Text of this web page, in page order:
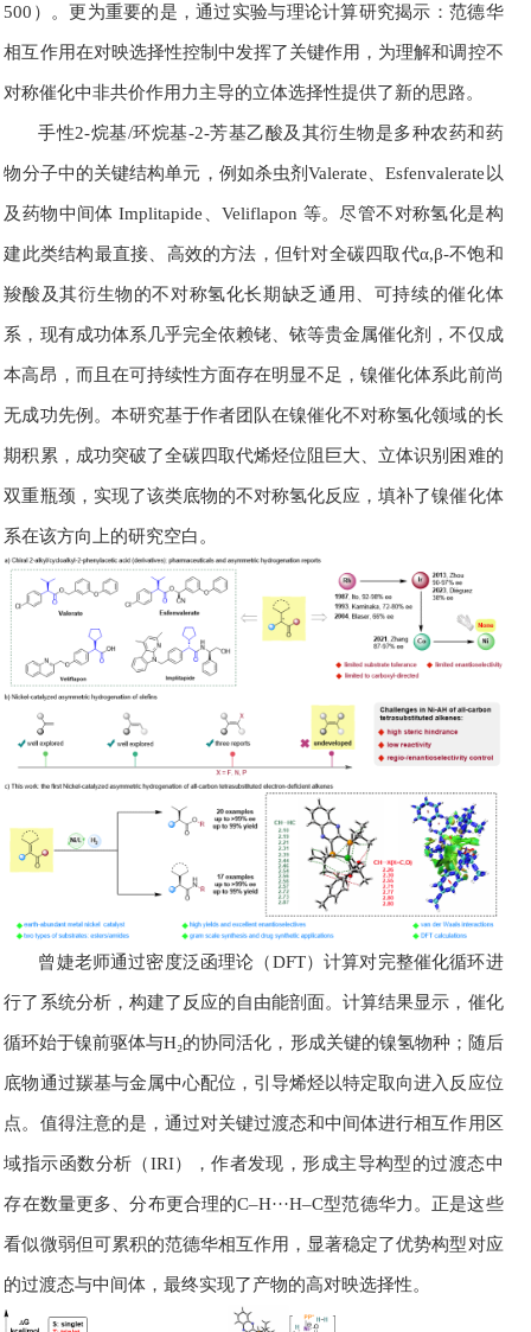
500 ）。更为重要的是，通过实验与理论计算研究揭示：范德华
相互作用在对映选择性控制中发挥了关键作用，为理解和调控不
对称催化中非共价作用力主导的立体选择性提供了新的思路。
手性2-烷基/环烷基-2-芳基乙酸及其衍生物是多种农药和药
物分子中的关键结构单元，例如杀虫剂Valerate 、Esfenvalerate 以
及药物中间体Implitapide 、Veliflapon 等。尽管不对称氢化是构
建此类结构最直接、高效的方法，但针对全碳四取代α,β-不饱和
羧酸及其衍生物的不对称氢化长期缺乏通用、可持续的催化体
系，现有成功体系几乎完全依赖铑、铱等贵金属催化剂，不仅成
本高昂，而且在可持续性方面存在明显不足 ，镍催化体系此前尚
无成功先例。本研究基于作者团队在镍催化不对称氢化领域的长
期积累，成功突破了全碳四取代烯烃位阻巨大、立体识别困难的
双重瓶颈，实现了该类底物的不对称氢化反应，填补了镍催化体
系在该方向上的研究空白。
曾婕老师通过密度泛函理论（DFT）计算对完整催化循环进
行了系统分析，构建了反应的自由能剖面。计算结果显示，催化
循环始于镍前驱体与H₂的协同活化，形成关键的镍氢物种；随后
底物通过羰基与金属中心配位，引导烯烃以特定取向进入反应位
点。值得注意的是，通过对关键过渡态和中间体进行相互作用区
域指示函数分析（IRI），作者发现，形成主导构型的过渡态中
存在数量更多、分布更合理的C–H···H–C型范德华力。正是这些
看似微弱但可累积的范德华相互作用，显著稳定了优势构型对应
的过渡态与中间体，最终实现了产物的高对映选择性。